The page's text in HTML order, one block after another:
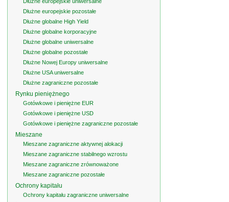
Dłużne europejskie pozostałe
Dłużne globalne High Yield
Dłużne globalne korporacyjne
Dłużne globalne uniwersalne
Dłużne globalne pozostałe
Dłużne Nowej Europy uniwersalne
Dłużne USA uniwersalne
Dłużne zagraniczne pozostałe
Rynku pieniężnego
Gotówkowe i pieniężne EUR
Gotówkowe i pieniężne USD
Gotówkowe i pieniężne zagraniczne pozostałe
Mieszane
Mieszane zagraniczne aktywnej alokacji
Mieszane zagraniczne stabilnego wzrostu
Mieszane zagraniczne zrównoważone
Mieszane zagraniczne pozostałe
Ochrony kapitału
Ochrony kapitału zagraniczne uniwersalne